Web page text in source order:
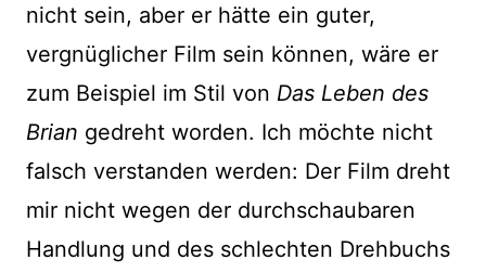
nicht sein, aber er hätte ein guter,
vergnüglicher Film sein können, wäre er
zum Beispiel im Stil von Das Leben des
Brian gedreht worden. Ich möchte nicht
falsch verstanden werden: Der Film dreht
mir nicht wegen der durchschaubaren
Handlung und des schlechten Drehbuchs